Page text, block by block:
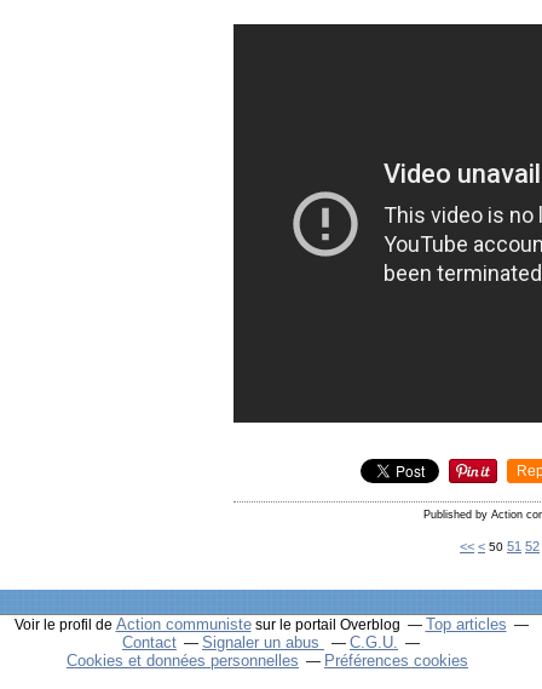
Published by Action
<< < 10
20
30
40
50 51 52
Voir le profil de Action communistesur le portail Overblog
Top articles
Contact
Signaler un abus
C.G.U.
Cookies et données personnelles
Préférences cookies